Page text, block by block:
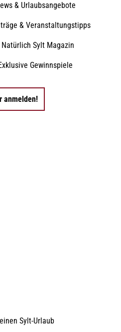
& Urlaubsangebote
& Veranstaltungstipps
Sylt Magazin
Gewinnspiele
anmelden!
Sylt-Urlaub